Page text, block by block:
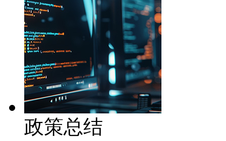
政策总结